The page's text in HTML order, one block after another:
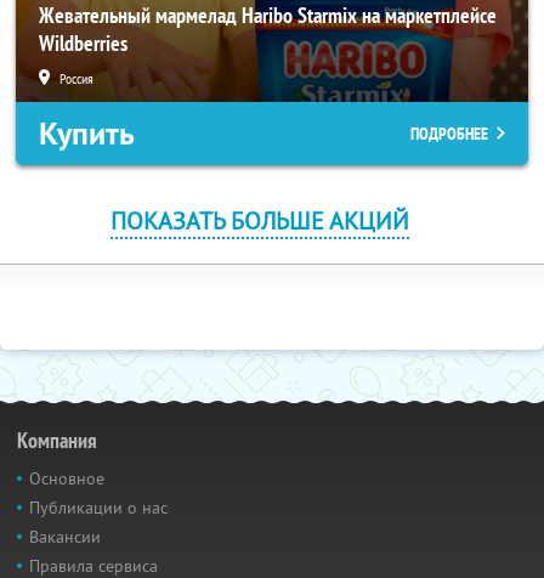
Жевательный мармелад Haribo Starmix на маркетплейсе
Wildberries
Россия
Купить ПОДРОБНЕЕ
ПОКАЗАТЬ БОЛЬШЕ АКЦИЙ
Компания
Основное
Публикации о нас
Вакансии
Правила сервиса